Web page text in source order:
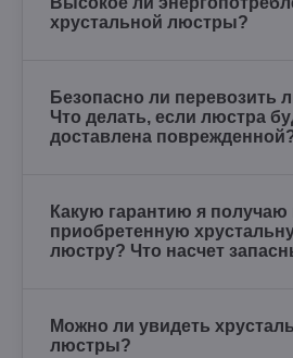
хрустальной люстры?
Безопасно ли перевозить
Что делать, если люстра
доставлена
Какую гарантию я получаю
приобретенную
люстру? Что насчет
Можно ли увидеть
люстры?